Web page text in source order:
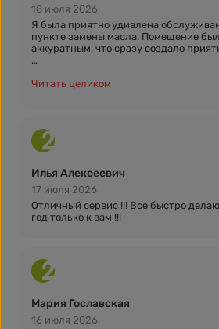
18 июля 2026
Я была приятно удивлена
пункте замены масла. Помещение
аккуратным, что сразу создало
задержек. Работники были
было удобно расположиться, выпить
почитать журналы. Это
ожидания приятным и комфортным.
Осталась очень довольна
экспресс-пункте замены масла и
сюда в следующий раз. Рекомендую
качественное обслуживание и
Читать целиком
Илья Алексеевич
17 июля 2026
Отличный сервис !!! Все быстро
год только к вам !!!
Мария Гославская
16 июля 2026